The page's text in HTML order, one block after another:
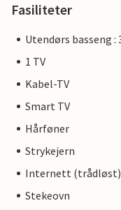
Fasiliteter
Utendørs basseng :
1 TV
Kabel-TV
Smart TV
Hårføner
Strykejern
Internett (trådløst)
Stekeovn